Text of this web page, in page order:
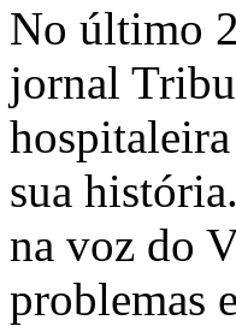
No último
jornal
sua
na voz do
problemas